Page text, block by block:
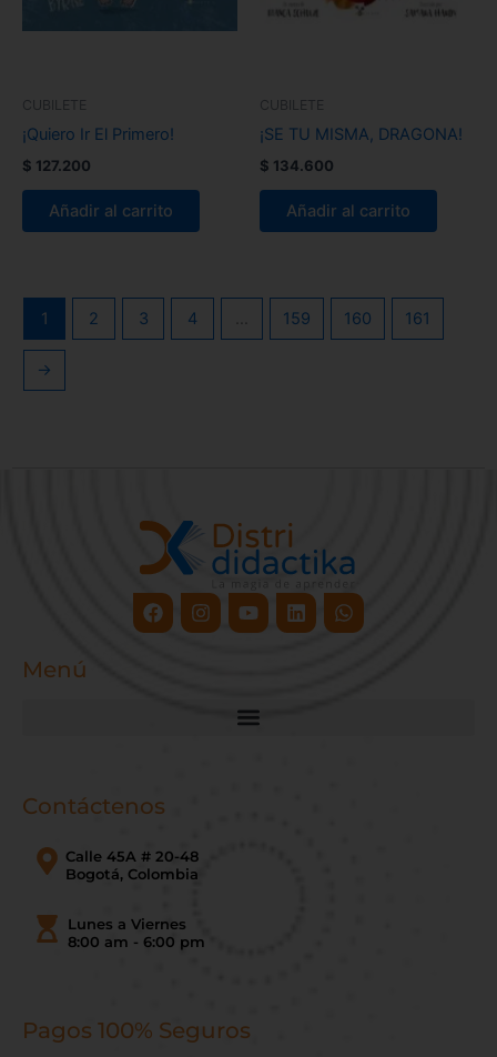
CUBILETE
¡Quiero Ir El Primero!
$ 127.200
Añadir al carrito
CUBILETE
¡SE TU MISMA, DRAGONA!
$ 134.600
Añadir al carrito
1 2 3 4 159 160 161
→
FacebookInstagram
YoutubeLinkedinWhatsapp
Menú
Contáctenos
Calle 45A # 20-48
Bogotá, Colombia
Lunes a Viernes
8:00 am - 6:00 pm
Pagos 100% Seguros